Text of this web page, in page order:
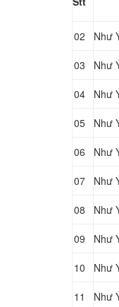
02 Như
03 Như
04 Như
05 Như
06 Như
07 Như
08 Như
09 Như
10 Như
11 Như